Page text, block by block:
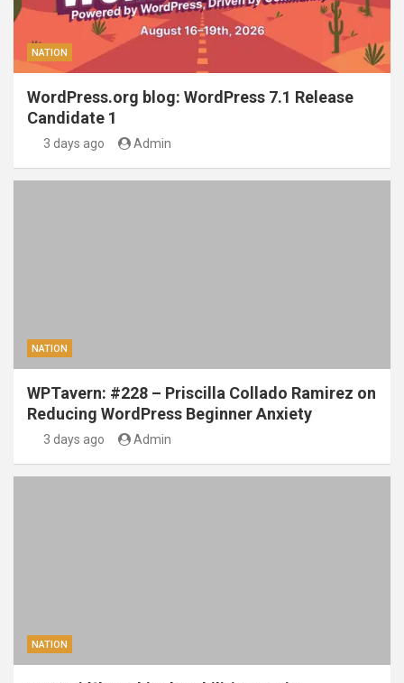
NATION
WordPress.org blog: WordPress 7.1 Release
Candidate 1
3 days ago Admin
NATION
WPTavern: #228 – Priscilla Collado Ramirez on
Reducing WordPress Beginner Anxiety
3 days ago Admin
NATION